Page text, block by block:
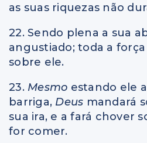
as suas riquezas não
22. Sendo plena a sua
angustiado; toda a força
sobre ele.
23. Mesmo estando ele
barriga, Deus mandará
sua ira, e a fará chover
for comer.